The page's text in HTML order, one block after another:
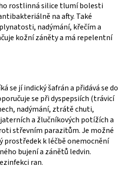
rostlinná silice tlumí bolesti
na afty. Také
nadýmání, křečím a
kožní záněty a má repelentní
se jí indický šafrán a přidává se do
se při dyspepsiích (trávicí
nadýmání, ztrátě chuti,
a žlučníkových potížích a
střevním parazitům. Je možné
prostředek k léčbě onemocnění
bujení a zánětů ledvin.
ran.